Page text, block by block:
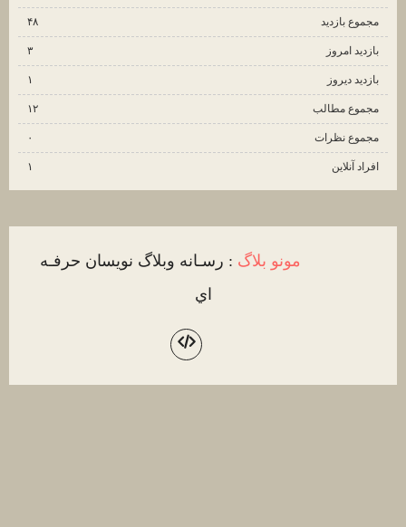
مجموع بازدید
بازدید امروز
بازدید دیروز
مجموع مطالب
مجموع نظرات
افراد آنلاین
مونو بلاگ: رسـانه وبلاگ نويسان حرفـه
اي